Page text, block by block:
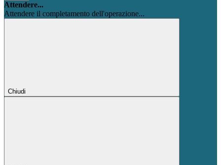
Attendere...
Attendere il completamento dell'operazione...
Chiudi